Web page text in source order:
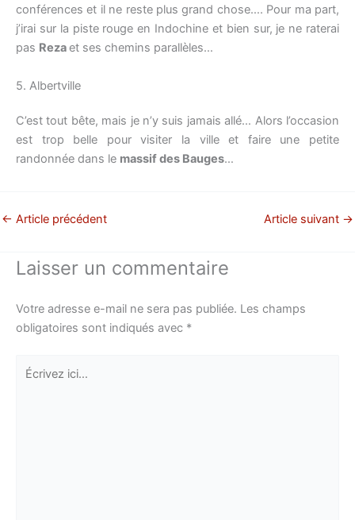
conférences et il ne reste plus grand chose…. Pour ma part,
j’irai sur la piste rouge en Indochine et bien sur, je ne raterai
pas Rezaet ses chemins parallèles…
5. Albertville
C’est tout bête, mais je n’y suis jamais allé… Alors l’occasion
est trop belle pour visiter la ville et faire une petite
randonnée dans le massif des Bauges…
← Article précédent Article suivant →
Laisser un commentaire
Votre adresse e-mail ne sera pas publiée. Les champs
obligatoires sont indiqués avec *
Écrivez
ici…